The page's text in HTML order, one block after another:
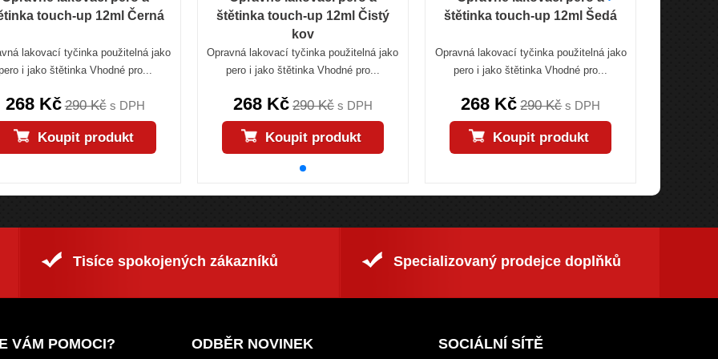
touch-up 12ml Černá
lakovací tyčinka použitelná jako
i jako štětinka Vhodné pro...
268 Kč 290 Kčs DPH
Koupit produkt
štětinka touch-up 12ml Čistý
kov
Opravná lakovací tyčinka použitelná jako
pero i jako štětinka Vhodné pro...
268 Kč 290 Kčs DPH
Koupit produkt
štětinka touch-up 12ml Šedá
Opravná lakovací tyčinka použitelná jako
pero i jako štětinka Vhodné pro...
268 Kč 290 Kčs DPH
Koupit produkt
Tisíce spokojených zákazníků Specializovaný prodejce doplňků
VÁM POMOCI? ODBĚR NOVINEK SOCIÁLNÍ SÍTĚ